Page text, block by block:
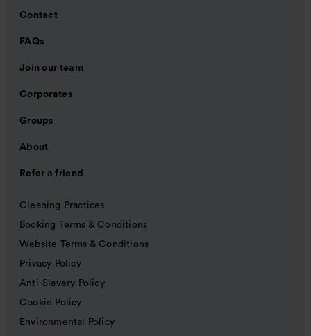
Contact
FAQs
Join our team
Corporates
Groups
About
Refer a friend
Cleaning Practices
Booking Terms & Conditions
Website Terms & Conditions
Privacy Policy
Anti-Slavery Policy
Cookie Policy
Environmental Policy